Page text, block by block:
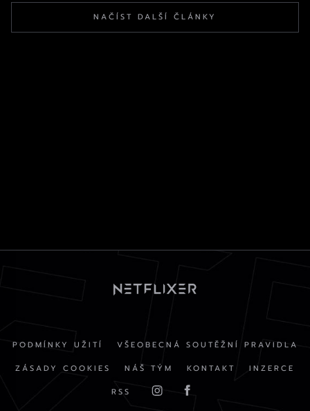
NAČÍST DALŠÍ ČLÁNKY
PODMÍNKY UŽITÍ
VŠEOBECNÁ SOUTĚŽNÍ PRAVIDLA
ZÁSADY COOKIES
NÁŠ TÝM KONTAKT
INZERCE
RSS